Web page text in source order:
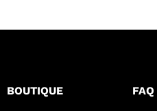
BOUTIQUE FAQ